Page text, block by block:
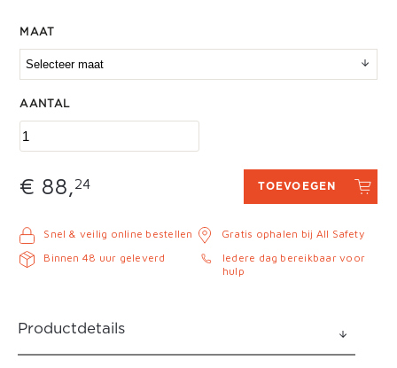
MAAT
AANTAL
€ 88,24 TOEVOEGEN
Snel & veilig online bestellen
Binnen 48 uur geleverd
Gratis ophalen bij All Safety
Iedere dag bereikbaar voor
hulp
Productdetails